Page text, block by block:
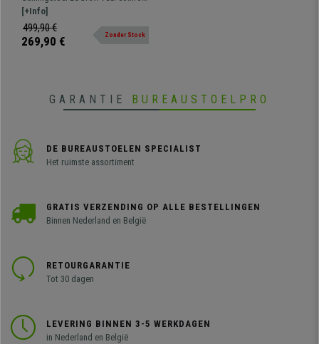
Inclusief Kussens, Metalen
Onderstel, in Zwart/Grijs
dankzij de vormen, verstelbare
rugleuning en bekleding,
verkrijgbaar in verschillende
[+Info]
499,90 €
269,90 € Zonder Stock
GARANTIE BUREAUSTOELPRO
DE BUREAUSTOELEN SPECIALIST
Het ruimste assortiment
GRATIS VERZENDING OP ALLE BESTELLINGEN
Binnen Nederland en België
RETOURGARANTIE
Tot 30 dagen
LEVERING BINNEN 3-5 WERKDAGEN
in Nederland en België